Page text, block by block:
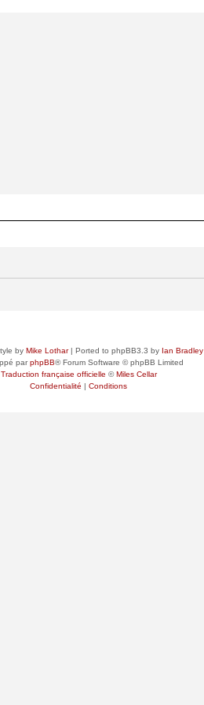
by Mike Lothar| Ported to phpBB3.3 by Ian Bradley
parphpBB® Forum Software © phpBB Limited
Traduction française officielle ©Miles Cellar
Confidentialité | Conditions